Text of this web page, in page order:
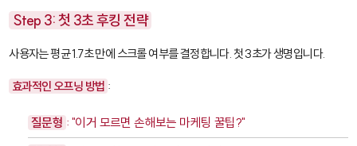
Step 3: 첫 3초 후킹 전략
사용자는 평균 1.7초 만에 스크롤 여부를 결정합니다. 첫 3초가 생명입니다.
효과적인 오프닝 방법 :
질문형 : "이거 모르면 손해보는 마케팅 꿀팁?"